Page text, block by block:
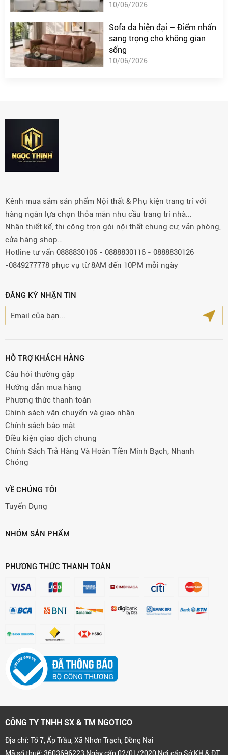
10/06/2026
Sofa da hiện đại – Điểm nhấn
sang trọng cho không gian
sống
10/06/2026
Kênh mua sắm sản phẩm Nội thất & Phụ kiện trang trí với
hàng ngàn lựa chọn thỏa mãn nhu cầu trang trí nhà...
Nhận thiết kế, thi công trọn gói nội thất chung cư, văn phòng,
cửa hàng shop…
Hotline tư vấn 0888830106 - 0888830116 - 0888830126
-0849277778 phục vụ từ 8AM đến 10PM mỗi ngày
ĐĂNG KÝ NHẬN TIN
HỖ TRỢ KHÁCH HÀNG
Câu hỏi thường gặp
Hướng dẫn mua hàng
Phương thức thanh toán
Chính sách vận chuyển và giao nhận
Chính sách bảo mật
Điều kiện giao dịch chung
Chính Sách Trả Hàng Và Hoàn Tiền Minh Bạch, Nhanh
Chóng
VỀ CHÚNG TÔI
Tuyển Dụng
NHÓM SẢN PHẨM
PHƯƠNG THỨC THANH TOÁN
CÔNG TY TNHH SX & TM NGOTICO
Địa chỉ: Tổ 7, Ấp Trầu, Xã Nhơn Trạch, Đồng Nai